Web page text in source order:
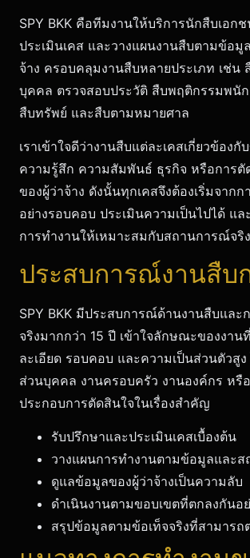
SPY BKK คือทีมงานให้บริการนักสืบเอก
ประเมินเคส และวางแผนงานสืบตามข้อมู
จ้าง ครอบคลุมงานสืบหลายประเภท เช่น
บุคคล ตรวจสอบประวัติ สืบพฤติกรรมพนั
สืบทรัพย์ และสืบตามหมายศาล
เราเข้าใจดีว่างานสืบแต่ละเคสเกี่ยวข้อง
ความรู้สึก ความสัมพันธ์ ธุรกิจ หรือการ
ของผู้ว่าจ้าง ดังนั้นทุกเคสจึงต้องเริ่มจาก
อย่างรอบคอบ ประเมินความเป็นไปได้ แ
การทำงานให้เหมาะสมกับสถานการณ์จริง
ประสบการณ์งานสืบ
SPY BKK มีประสบการณ์ด้านงานสืบและ
จริงมากกว่า 15 ปี เข้าใจลักษณะของงาน
ละเอียด รอบคอบ และความเป็นส่วนตัวสูง
ส่วนบุคคล งานครอบครัว งานองค์กร หรื
ประกอบการตัดสินใจในเรื่องสำคัญ
รับปรึกษาและประเมินเคสเบื้องต้น
วางแผนการทำงานตามข้อมูลและ
ดูแลข้อมูลของผู้ว่าจ้างเป็นความลับ
ดำเนินงานตามขอบเขตที่ตกลงกันอ
สรุปข้อมูลตามข้อเท็จจริงที่สามารถ